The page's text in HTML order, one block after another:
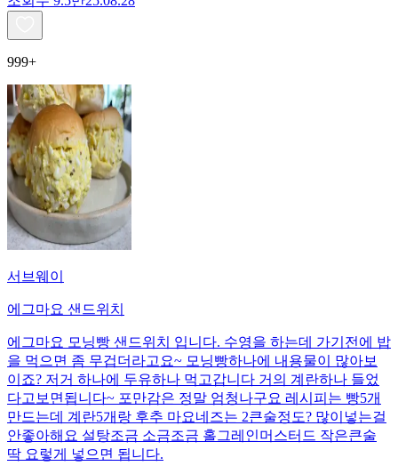
999+
서브웨이
에그마요 샌드위치
에그마요 모닝빵 샌드위치 입니다. 수영을 하는데 가기전에 밥
을 먹으면 좀 무겁더라고요~ 모닝빵하나에 내용물이 많아보
이죠? 저거 하나에 두유하나 먹고갑니다 거의 계란하나 들었
다고보면됩니다~ 포만감은 정말 엄청나구요 레시피는 빵5개
만드는데 계란5개랑 후추 마요네즈는 2큰술정도? 많이넣는걸
안좋아해요 설탕조금 소금조금 홀그레인머스터드 작은큰술
딱 요렇게 넣으면 됩니다.